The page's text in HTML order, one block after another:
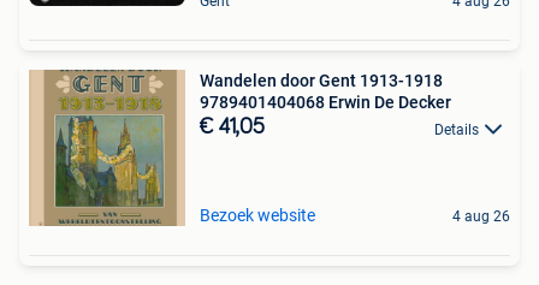
Wandelen door Gent 1913-1918
9789401404068 Erwin De Decker
€ 41,05 Details
Bezoek website 4 aug 26